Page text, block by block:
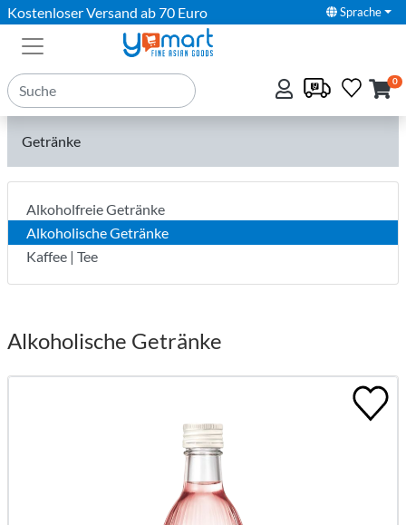
Kostenloser Versand ab 70 Euro Sprache
0
Getränke
Alkoholfreie Getränke
Alkoholische Getränke
Kaffee | Tee
Alkoholische Getränke